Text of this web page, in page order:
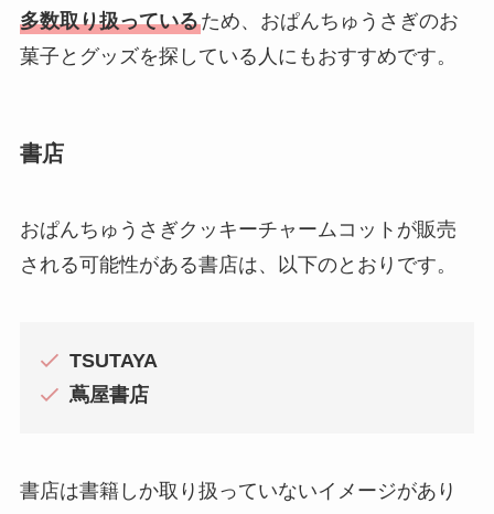
多数取り扱っているため、おぱんちゅうさぎのお
菓子とグッズを探している人にもおすすめです。
書店
おぱんちゅうさぎクッキーチャームコットが販売
される可能性がある書店は、以下のとおりです。
TSUTAYA
蔦屋書店
書店は書籍しか取り扱っていないイメージがあり